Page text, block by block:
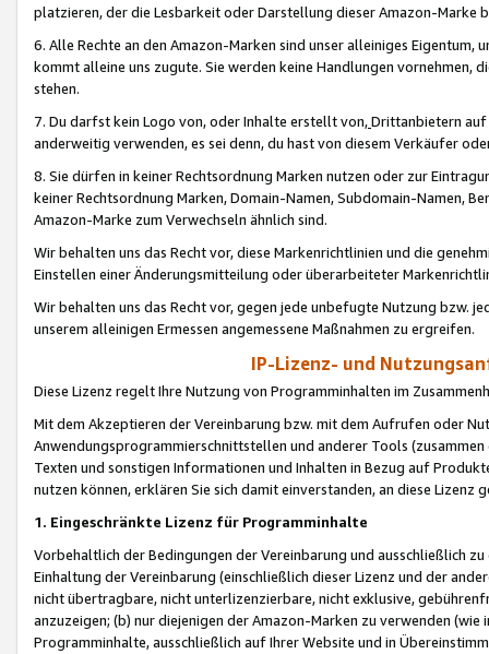
platzieren, der die Lesbarkeit oder Darstellung dieser Amazon-Marke
6. Alle Rechte an den Amazon-Marken sind unser alleiniges
kommt alleine uns zugute. Sie werden keine Handlungen vornehmen,
stehen.
7. Du darfst kein Logo von, oder Inhalte erstellt von,Drittanbietern auf
anderweitig verwenden, es sei denn, du hast von diesem Verkäufer
8. Sie dürfen in keiner Rechtsordnung Marken nutzen oder zur
keiner Rechtsordnung Marken, Domain-Namen, Subdomain-Namen,
Amazon-Marke zum Verwechseln ähnlich sind.
Wir behalten uns das Recht vor, diese Markenrichtlinien und die
Einstellen einer Änderungsmitteilung oder überarbeiteter
Wir behalten uns das Recht vor, gegen jede unbefugte Nutzung bzw.
unserem alleinigen Ermessen angemessene Maßnahmen zu ergreifen.
IP-Lizenz- und
Diese Lizenz regelt Ihre Nutzung von Programminhalten im
Mit dem Akzeptieren der Vereinbarung bzw. mit dem Aufrufen oder
Anwendungsprogrammierschnittstellen und anderer Tools (zusammen
Texten und sonstigen Informationen und Inhalten in Bezug auf
nutzen können, erklären Sie sich damit einverstanden, an diese Lizenz
1. Eingeschränkte Lizenz für Programminhalte
Vorbehaltlich der Bedingungen der Vereinbarung und ausschließlich
Einhaltung der Vereinbarung (einschließlich dieser Lizenz und der
nicht übertragbare, nicht unterlizenzierbare, nicht exklusive,
anzuzeigen; (b) nur diejenigen der Amazon-Marken zu verwenden
Programminhalte, ausschließlich auf Ihrer Website und in